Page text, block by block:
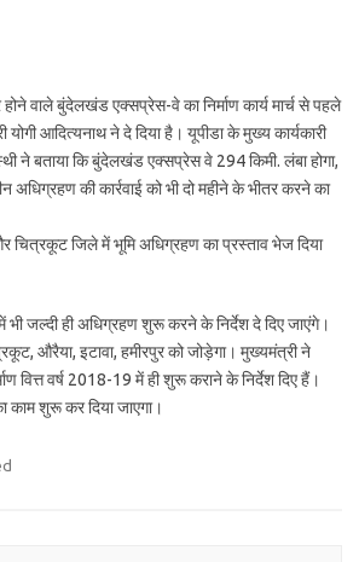
वाले बुंदेलखंड एक्सप्रेस-वे का निर्माण कार्य मार्च से पहले
आदित्यनाथ ने दे दिया है। यूपीडा के मुख्य कार्यकारी
ने बताया कि बुंदेलखंड एक्सप्रेस वे 294 किमी. लंबा होगा,
की कार्रवाई को भी दो महीने के भीतर करने का
चित्रकूट जिले में भूमि अधिग्रहण का प्रस्ताव भेज दिया
में भी जल्दी ही अधिग्रहण शुरू करने के निर्देश दे दिए जाएंगे।
औरैया, इटावा, हमीरपुर को जोड़ेगा। मुख्यमंत्री ने
वित्त वर्ष 2018-19 में ही शुरू कराने के निर्देश दिए हैं।
काम शुरू कर दिया जाएगा।